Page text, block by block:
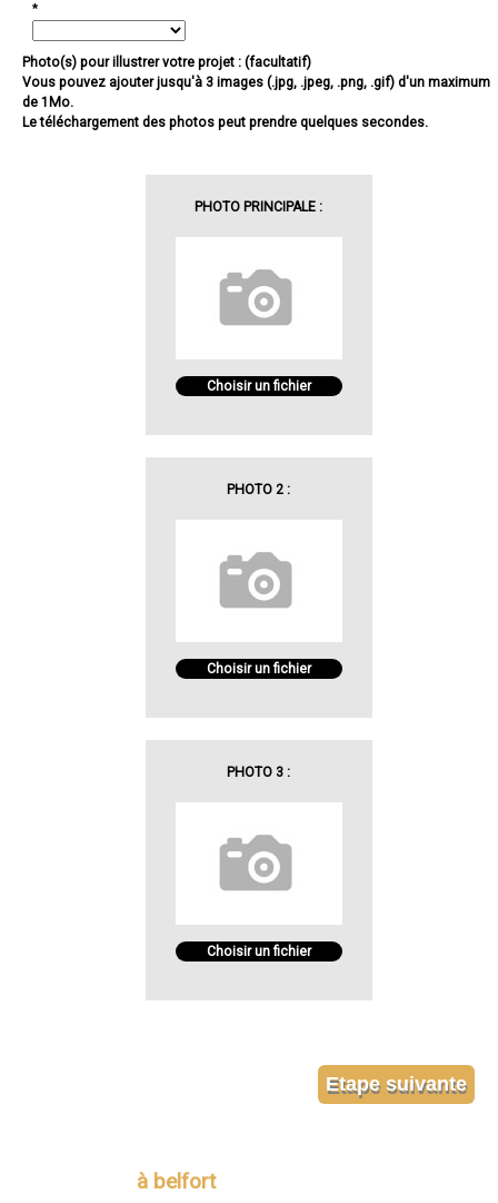
*
Photo(s) pour illustrer votre projet : (facultatif)
Vous pouvez ajouter jusqu'à 3 images (.jpg, .jpeg, .png, .gif) d'un maximum
de 1Mo.
Le téléchargement des photos peut prendre quelques secondes.
PHOTO PRINCIPALE :
Choisir un fichier
PHOTO 2 :
Choisir un fichier
PHOTO 3 :
Choisir un fichier
à belfort